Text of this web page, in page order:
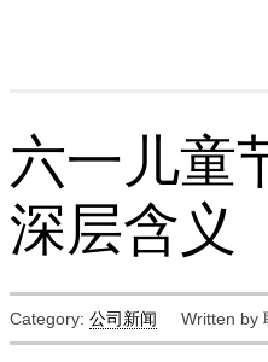
六一儿童
深层含义
Category: 公司新闻 Written by